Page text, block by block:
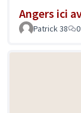
Angers ici
Patrick 38
0